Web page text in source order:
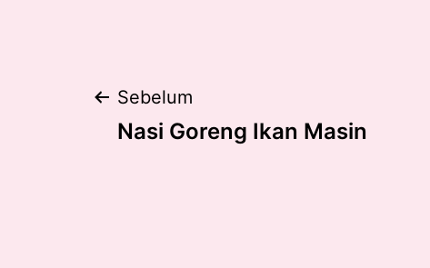
Post
Sebelum
Nasi Goreng Ikan Masin